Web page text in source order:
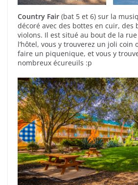
Country Fair (bat 5 et 6) sur la
décoré avec des bottes en cuir, des
violons. Il est situé au bout de la
l’hôtel, vous y trouverez un joli coin
faire un piquenique, et vous y
nombreux écureuils :p